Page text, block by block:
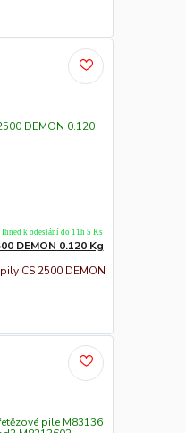
DEMON 0.120 Kg
CS 2500 DEMON
Ihned k odeslání do 11h 5 Ks